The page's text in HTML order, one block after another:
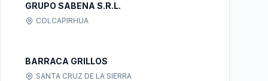
GRUPO SABENA S.R.L.
COLCAPIRHUA
BARRACA GRILLOS
SANTA CRUZ DE LA SIERRA